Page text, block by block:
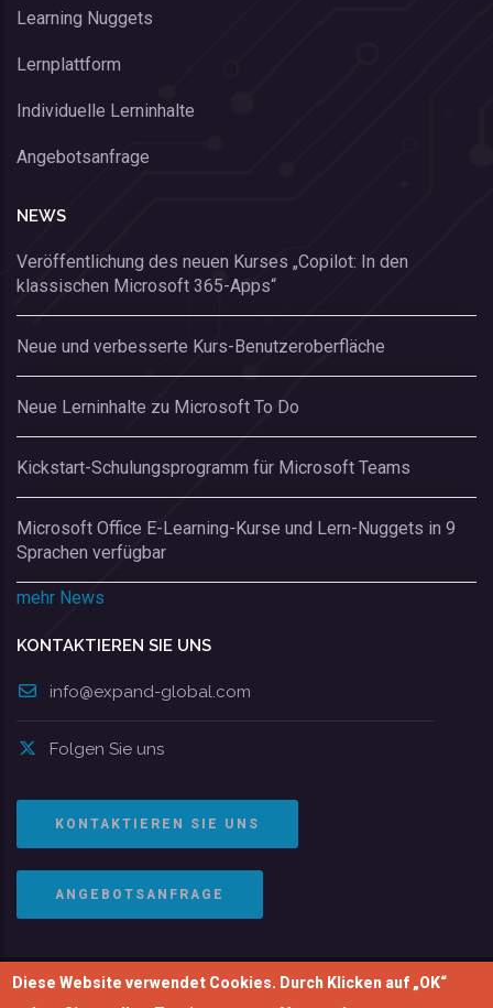
Learning Nuggets
Lernplattform
Individuelle Lerninhalte
Angebotsanfrage
NEWS
Veröffentlichung des neuen Kurses „Copilot: In den
klassischen Microsoft 365-Apps“
Neue und verbesserte Kurs-Benutzeroberfläche
Neue Lerninhalte zu Microsoft To Do
Kickstart-Schulungsprogramm für Microsoft Teams
Microsoft Office E-Learning-Kurse und Lern-Nuggets in 9
Sprachen verfügbar
mehr News
KONTAKTIEREN SIE UNS
info@expand-global.com
Folgen Sie uns
KONTAKTIEREN SIE UNS
ANGEBOTSANFRAGE
© Copyright 2004-2026 | EXPAND Global GmbH. Alle
Diese Website verwendet Cookies. Durch Klicken auf „OK“